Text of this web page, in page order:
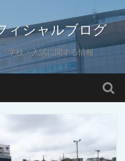
ィシャルブログ
学校・入試に関する情報